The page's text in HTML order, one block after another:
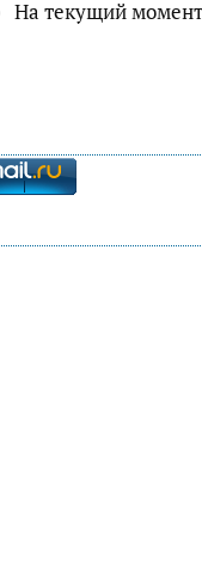
На текущий